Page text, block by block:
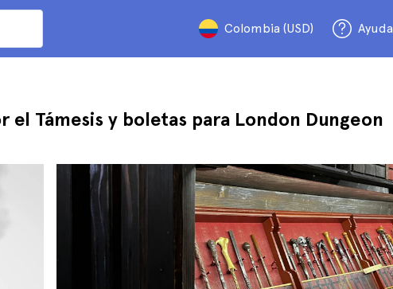
Colombia (USD) Ayuda
Támesis y boletas para London Dungeon